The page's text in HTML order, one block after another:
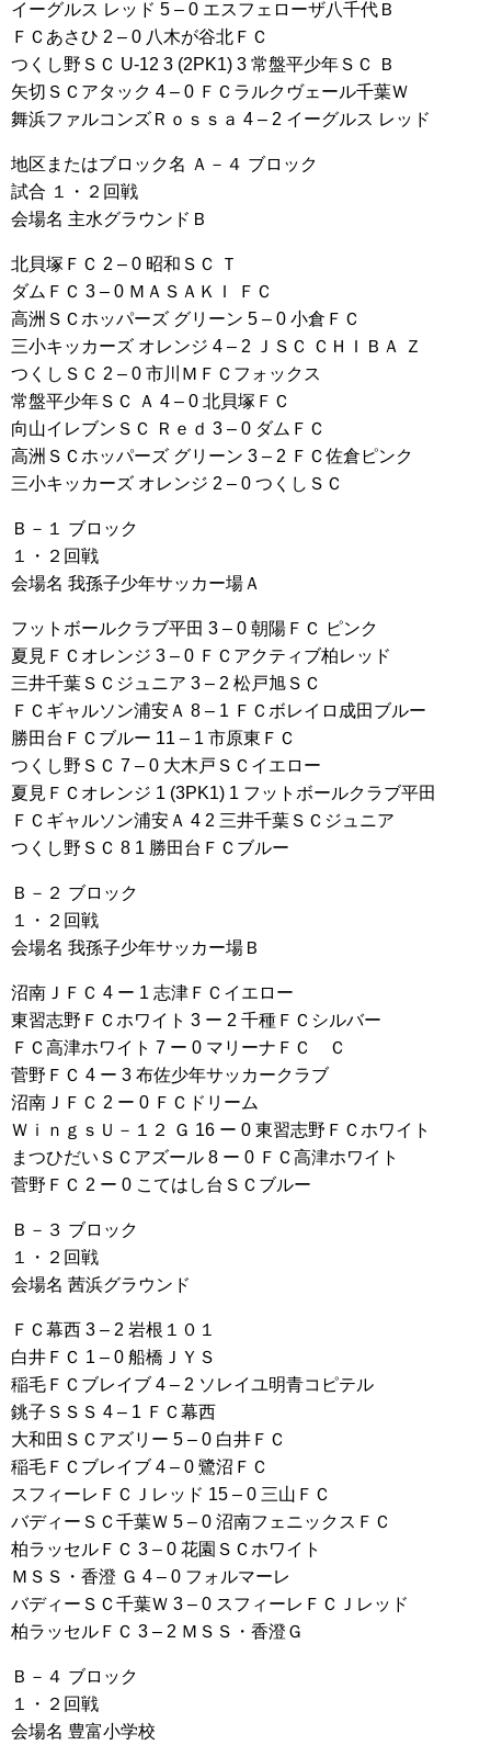
イーグルス レッド 5 – 0 エスフェローザ八千代Ｂ
ＦＣあさひ 2 – 0 八木が谷北ＦＣ
つくし野ＳＣ U-12 3 (2PK1) 3 常盤平少年ＳＣ Ｂ
矢切ＳＣアタック 4 – 0 ＦＣラルクヴェール千葉Ｗ
舞浜ファルコンズＲｏｓｓａ 4 – 2 イーグルス レッド
地区またはブロック名 Ａ－４ ブロック
試合 １・２回戦
会場名 主水グラウンドＢ
北貝塚ＦＣ 2 – 0 昭和ＳＣ Ｔ
ダムＦＣ 3 – 0 ＭＡＳＡＫＩ ＦＣ
高洲ＳＣホッパーズ グリーン 5 – 0 小倉ＦＣ
三小キッカーズ オレンジ 4 – 2 ＪＳＣ ＣＨＩＢＡ Ｚ
つくしＳＣ 2 – 0 市川ＭＦＣフォックス
常盤平少年ＳＣ Ａ 4 – 0 北貝塚ＦＣ
向山イレブンＳＣ Ｒｅｄ 3 – 0 ダムＦＣ
高洲ＳＣホッパーズ グリーン 3 – 2 ＦＣ佐倉ピンク
三小キッカーズ オレンジ 2 – 0 つくしＳＣ
Ｂ－１ ブロック
１・２回戦
会場名 我孫子少年サッカー場Ａ
フットボールクラブ平田 3 – 0 朝陽ＦＣ ピンク
夏見ＦＣオレンジ 3 – 0 ＦＣアクティブ柏レッド
三井千葉ＳＣジュニア 3 – 2 松戸旭ＳＣ
ＦＣギャルソン浦安Ａ 8 – 1 ＦＣボレイロ成田ブルー
勝田台ＦＣブルー 11 – 1 市原東ＦＣ
つくし野ＳＣ 7 – 0 大木戸ＳＣイエロー
夏見ＦＣオレンジ 1 (3PK1) 1 フットボールクラブ平田
ＦＣギャルソン浦安Ａ 4 2 三井千葉ＳＣジュニア
つくし野ＳＣ 8 1 勝田台ＦＣブルー
Ｂ－２ ブロック
１・２回戦
会場名 我孫子少年サッカー場Ｂ
沼南ＪＦＣ 4 ー 1 志津ＦＣイエロー
東習志野ＦＣホワイト 3 ー 2 千種ＦＣシルバー
ＦＣ高津ホワイト 7 ー 0 マリーナＦＣ Ｃ
菅野ＦＣ 4 ー 3 布佐少年サッカークラブ
沼南ＪＦＣ 2 ー 0 ＦＣドリーム
ＷｉｎｇｓＵ－１２ Ｇ 16 ー 0 東習志野ＦＣホワイト
まつひだいＳＣアズール 8 ー 0 ＦＣ高津ホワイト
菅野ＦＣ 2 ー 0 こてはし台ＳＣブルー
Ｂ－３ ブロック
１・２回戦
会場名 茜浜グラウンド
ＦＣ幕西 3 – 2 岩根１０１
白井ＦＣ 1 – 0 船橋ＪＹＳ
稲毛ＦＣブレイブ 4 – 2 ソレイユ明青コピテル
銚子ＳＳＳ 4 – 1 ＦＣ幕西
大和田ＳＣアズリー 5 – 0 白井ＦＣ
稲毛ＦＣブレイブ 4 – 0 鷺沼ＦＣ
スフィーレＦＣＪレッド 15 – 0 三山ＦＣ
バディーＳＣ千葉Ｗ 5 – 0 沼南フェニックスＦＣ
柏ラッセルＦＣ 3 – 0 花園ＳＣホワイト
ＭＳＳ・香澄 Ｇ 4 – 0 フォルマーレ
バディーＳＣ千葉Ｗ 3 – 0 スフィーレＦＣＪレッド
柏ラッセルＦＣ 3 – 2 ＭＳＳ・香澄Ｇ
Ｂ－４ ブロック
１・２回戦
会場名 豊富小学校